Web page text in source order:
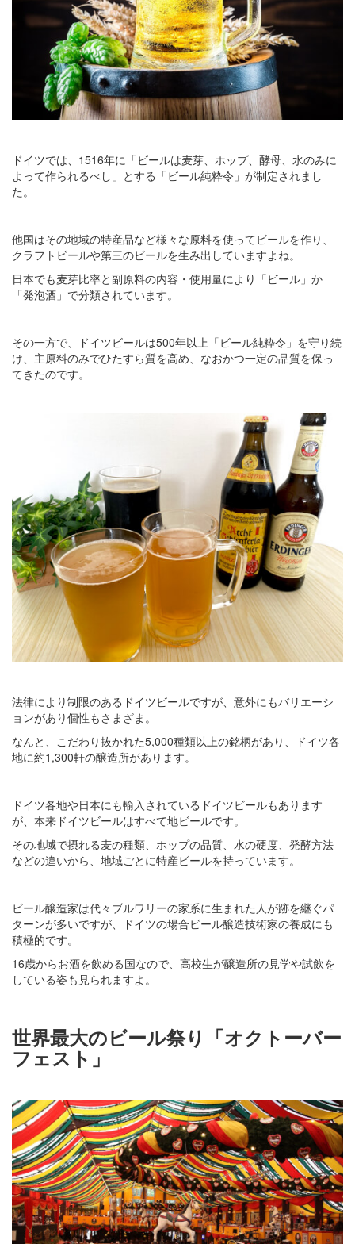
ドイツでは、1516年に「ビールは麦芽、ホップ、酵母、水のみに
よって作られるべし」とする「ビール純粋令」が制定されまし
た。
他国はその地域の特産品など様々な原料を使ってビールを作り、
クラフトビールや第三のビールを生み出していますよね。
日本でも麦芽比率と副原料の内容・使用量により「ビール」か
「発泡酒」で分類されています。
その一方で、ドイツビールは500年以上「ビール純粋令」を守り続
け、主原料のみでひたすら質を高め、なおかつ一定の品質を保っ
てきたのです。
法律により制限のあるドイツビールですが、意外にもバリエーシ
ョンがあり個性もさまざま。
なんと、こだわり抜かれた5,000種類以上の銘柄があり、ドイツ各
地に約1,300軒の醸造所があります。
ドイツ各地や日本にも輸入されているドイツビールもあります
が、本来ドイツビールはすべて地ビールです。
その地域で摂れる麦の種類、ホップの品質、水の硬度、発酵方法
などの違いから、地域ごとに特産ビールを持っています。
ビール醸造家は代々ブルワリーの家系に生まれた人が跡を継ぐパ
ターンが多いですが、ドイツの場合ビール醸造技術家の養成にも
積極的です。
16歳からお酒を飲める国なので、高校生が醸造所の見学や試飲を
している姿も見られますよ。
世界最大のビール祭り「オクトーバー
フェスト」